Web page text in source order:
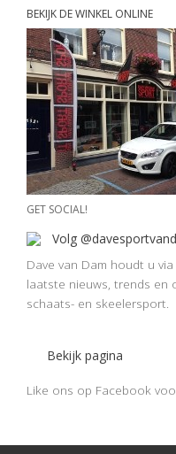
BEKIJK DE WINKEL ONLINE
GET SOCIAL!
Volg
Dave van Dam houdt u
laatste nieuws, trends en
schaats- en skeelersport.
Bekijk pagina
Like ons op Facebook